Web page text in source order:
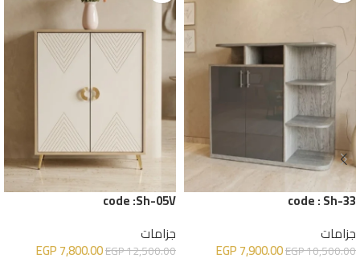
code : Sh-33
جزامات
EGP10,500.00
EGP7,900.00
code :Sh-05V
جزامات
EGP12,500.00
EGP7,800.00